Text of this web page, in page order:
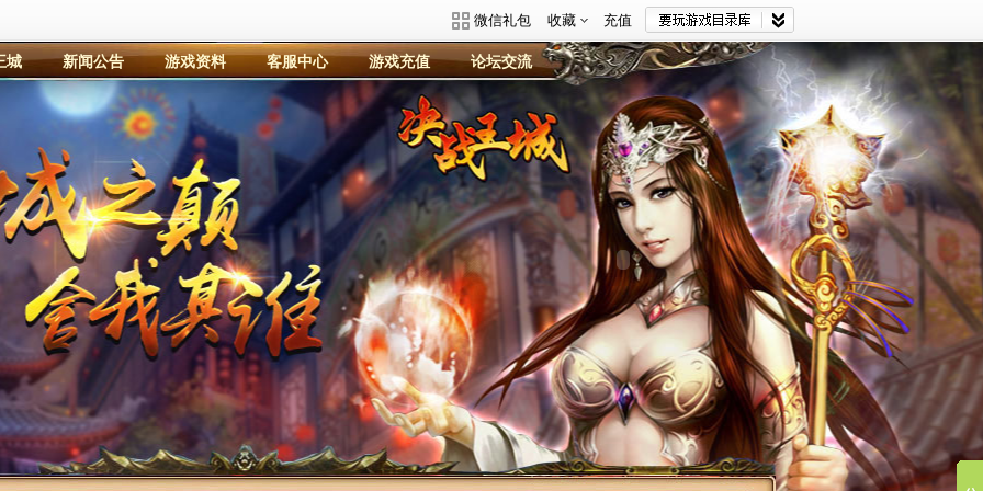
微信礼包 收藏 充值
城 新闻公告 游戏资料 客服中心 游戏充值 论坛交流